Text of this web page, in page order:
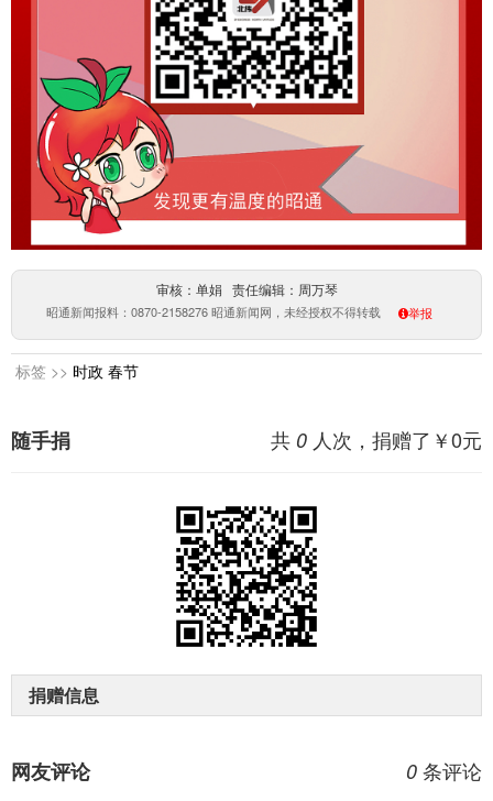
审核：单娟 责任编辑：周万琴
昭通新闻报料：0870-2158276 昭通新闻网，未经授权不得转载 举报
标签 >> 时政 春节
共 0 人次，捐赠了￥0元
随手捐
捐赠信息
0 条评论
网友评论